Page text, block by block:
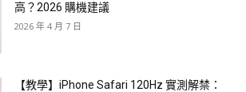
高？2026 購機建議
2026 年 4 月 7 日
【教學】iPhone Safari 120Hz 實測解禁：